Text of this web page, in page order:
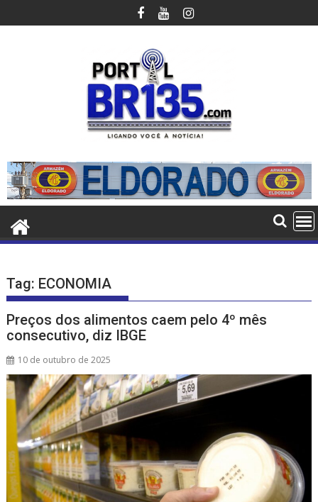
para
Tag: ECONOMIA
Preços dos alimentos caem pelo 4º mês
consecutivo, diz IBGE
10 de outubro de 2025